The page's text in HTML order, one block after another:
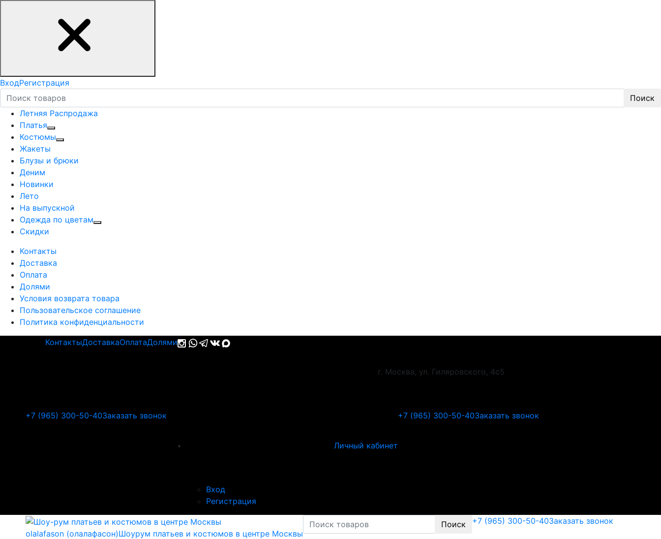
ВходРегистрация
Поиск
Летняя Распродажа
Платья
Костюмы
Жакеты
Блузы и брюки
Деним
Новинки
Лето
На выпускной
Одежда по цветам
Cкидки
Контакты
Доставка
Оплата
Долями
Условия возврата товара
Пользовательское соглашение
Политика конфиденциальности
КонтактыДоставкаОплатаДолями
г. Москва, ул. Гиляровского, 4с5
+7 (965) 300-50-40Заказать звонок
Личный кабинет
Вход
Регистрация
+7 (965) 300-50-40Заказать звонок
olalafason (олалафасон)Шоурум платьев и костюмов в центре Москвы
Поиск +7 (965) 300-50-40Заказать звонок